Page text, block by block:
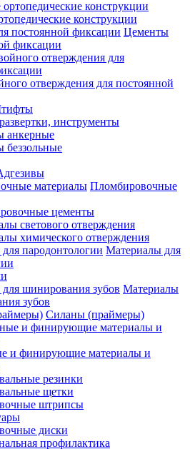
конструкции
Цементы
фиксации
отверждения для постоянной
инструменты
анкерные
Пломбировочные
цементы
светового отверждения
химического отверждения
Материалы для
Материалы
зубов
Силаны (праймеры)
и финирующие материалы и
резинки
щетки
штрипсы
диски